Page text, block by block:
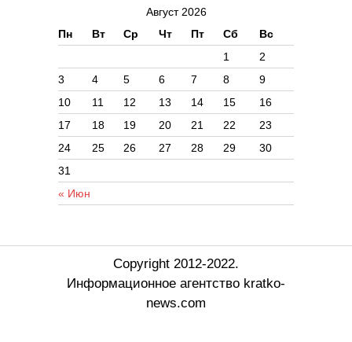
Август 2026
Пн
Вт Ср Чт Пт Сб Вс
« Июн
1
2
3
4 5 6 7 8
9
10
11 12 13 14 15
16
17
18 19 20 21 22
23
24
25 26 27 28 29
30
31
Copyright 2012-2022.
Информационное агентство kratko-
news.com